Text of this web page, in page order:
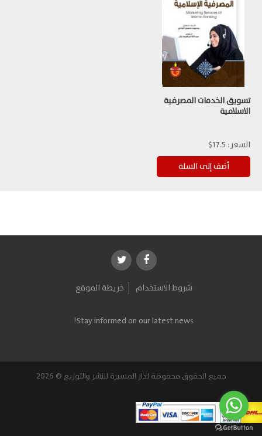
تسويق الخدمات المصرفية
الاسلامية
السعر: 17.5$
شروط الاستخدام خريطة الموقع
Stay informed on our latest news!
جميع الحقوق محفوظة لدار المسيرة للنشر والتوزيع © 2026